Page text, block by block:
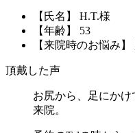
【氏名】 H.T.様
【年齢】 53
【来院時のお悩み
頂戴した声
お尻から、足にか
来院。